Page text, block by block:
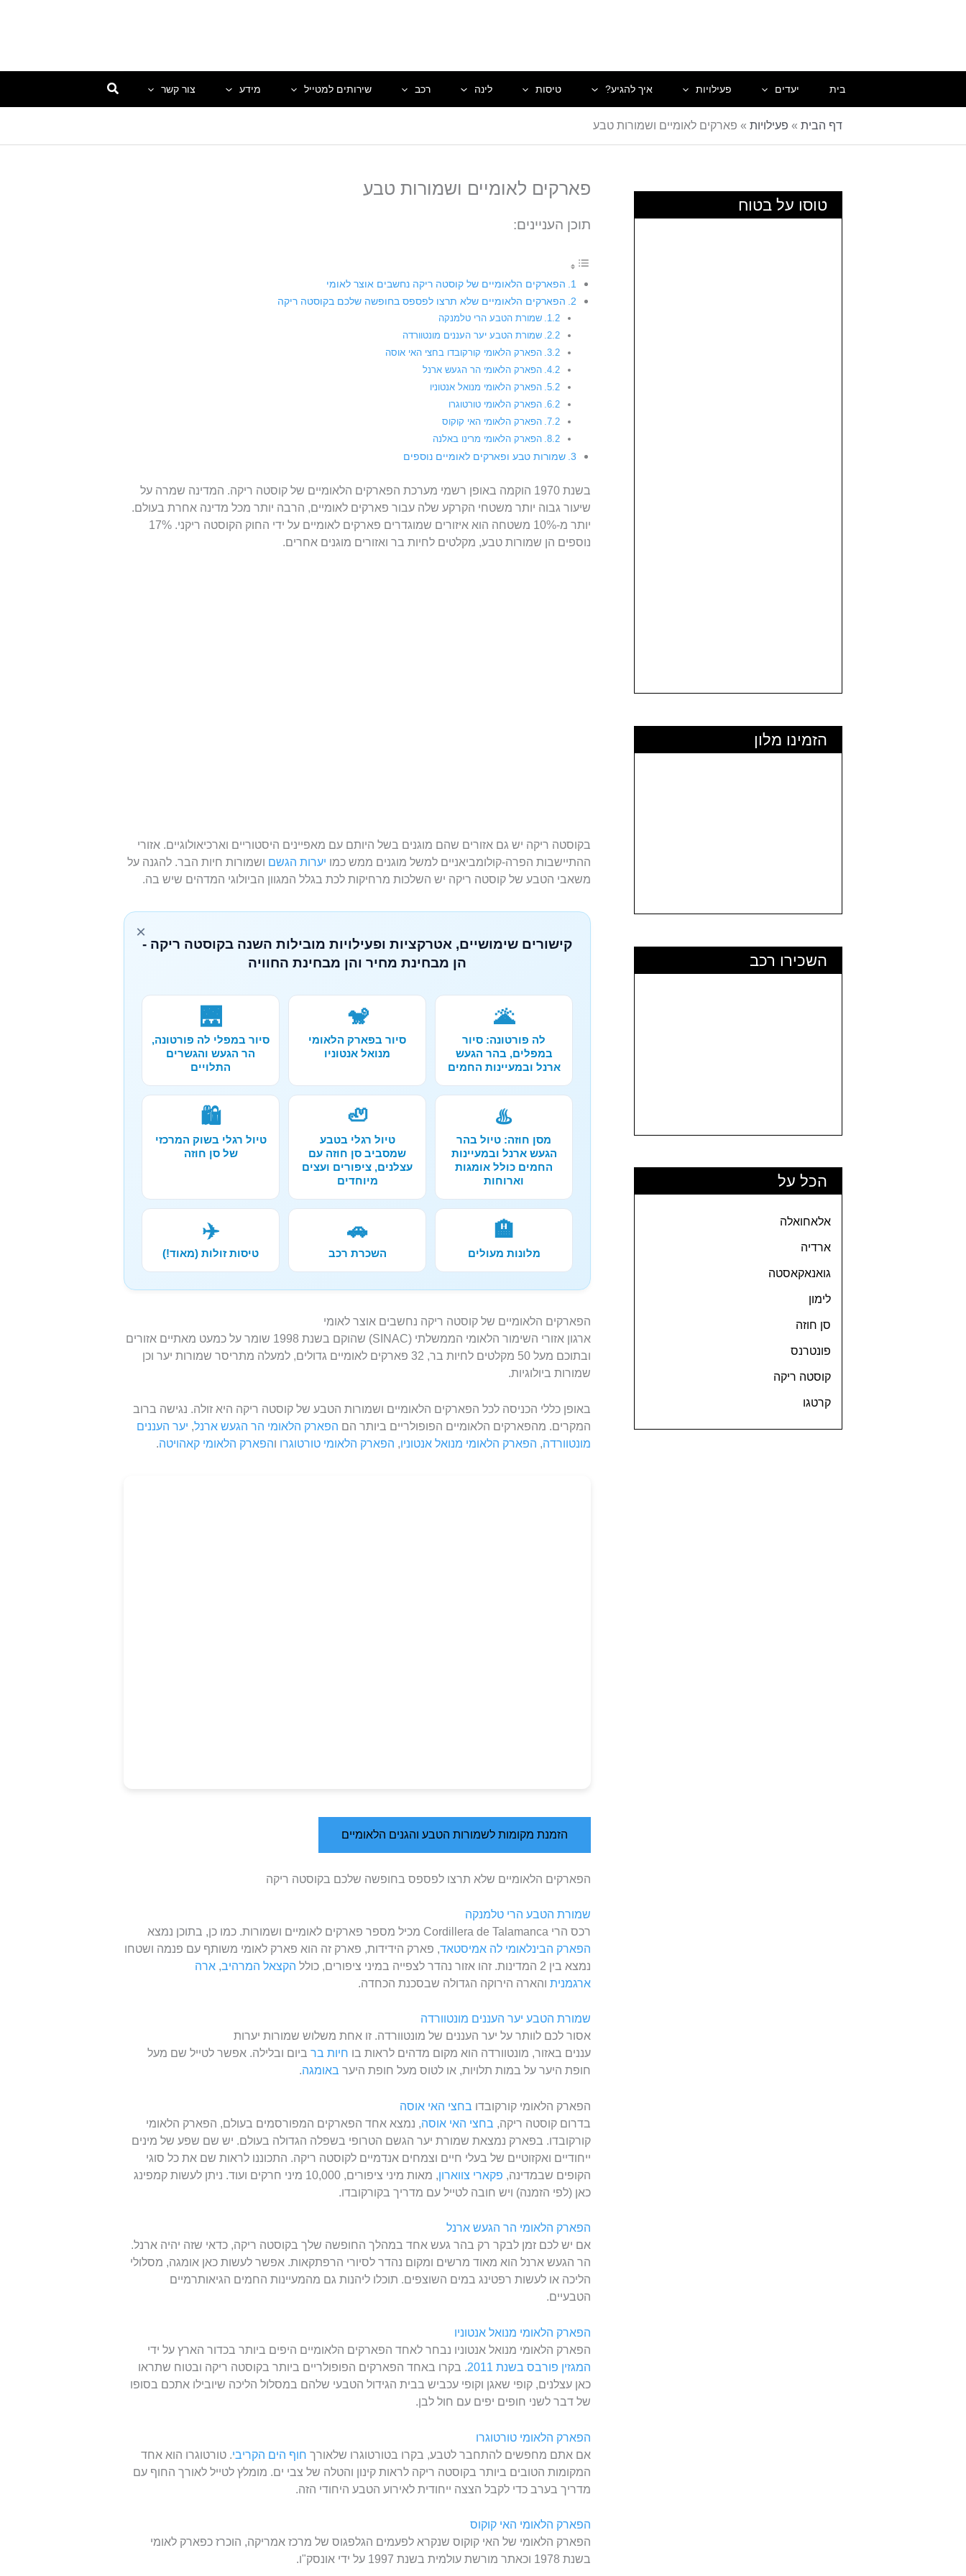
בית יעדים פעילויות איך להגיע? טיסות לינה רכב שירותים למטייל מידע צור קשר
דף הבית » פעילויות » פארקים לאומיים ושמורות טבע
טוסו על בטוח
הזמינו מלון
השכירו רכב
הכל על
אלאחואלה
ארדיה
גואנאקאסטה
לימון
סן חוזה
פונטרנס
קוסטה ריקה
קרטגו
פארקים לאומיים ושמורות טבע
תוכן העניינים:
הפארקים הלאומיים של קוסטה ריקה נחשבים אוצר לאומי
הפארקים הלאומיים שלא תרצו לפספס בחופשה שלכם בקוסטה ריקה
שמורת הטבע הרי טלמנקה
שמורת הטבע יער העננים מונטוורדה
הפארק הלאומי קורקובדו בחצי האי אוסה
הפארק הלאומי הר הגעש ארנל
הפארק הלאומי מנואל אנטוניו
הפארק הלאומי טורטוגרו
הפארק הלאומי האי קוקוס
הפארק הלאומי מרינו באלנה
שמורות טבע ופארקים לאומיים נוספים
בשנת 1970 הוקמה באופן רשמי מערכת הפארקים הלאומיים של קוסטה ריקה. המדינה שמרה על
שיעור גבוה יותר משטחי הקרקע שלה עבור פארקים לאומיים, הרבה יותר מכל מדינה אחרת בעולם.
יותר מ-10% משטחה הוא איזורים שמוגדרים פארקים לאומיים על ידי החוק הקוסטה ריקני. 17%
נוספים הן שמורות טבע, מקלטים לחיות בר ואזורים מוגנים אחרים.
בקוסטה ריקה יש גם אזורים שהם מוגנים בשל היותם עם מאפיינים היסטוריים וארכיאולוגיים. אזורי
ההתיישבות הפרה-קולומביאניים למשל מוגנים ממש כמו יערות הגשם ושמורות חיות הבר. להגנה על
משאבי הטבע של קוסטה ריקה יש השלכות מרחיקות לכת בגלל המגוון הביולוגי המדהים שיש בה.
×
קישורים שימושיים, אטרקציות ופעילויות מובילות השנה בקוסטה ריקה -
הן מבחינת מחיר והן מבחינת החוויה
🌋
לה פורטונה: סיור
במפלים, בהר הגעש
ארנל ובמעיינות החמים
🐒
סיור בפארק הלאומי
מנואל אנטוניו
🌉
סיור במפלי לה פורטונה,
הר הגעש והגשרים
התלויים
♨️
מסן חוזה: טיול בהר
הגעש ארנל ובמעיינות
החמים כולל אומגות
וארוחות
🦥
טיול רגלי בטבע
שמסביב סן חוזה עם
עצלנים, ציפורים ועצים
מיוחדים
🛍️
טיול רגלי בשוק המרכזי
של סן חוזה
🏨
מלונות מעולים
🚗
השכרת רכב
✈️
טיסות זולות (מאוד!)
הפארקים הלאומיים של קוסטה ריקה נחשבים אוצר לאומי
ארגון אזורי השימור הלאומי הממשלתי (SINAC) שהוקם בשנת 1998 שומר על כמעט מאתיים אזורים
ובתוכם מעל 50 מקלטים לחיות בר, 32 פארקים לאומיים גדולים, למעלה מתריסר שמורות יער וכן
שמורות ביולוגיות.
באופן כללי הכניסה לכל הפארקים הלאומיים ושמורות הטבע של קוסטה ריקה היא זולה. נגישה ברוב
המקרים. מהפארקים הלאומיים הפופולריים ביותר הם הפארק הלאומי הר הגעש ארנל, יער העננים
מונטוורדה, הפארק הלאומי מנואל אנטוניו, הפארק הלאומי טורטוגרו והפארק הלאומי קאהויטה.
הזמנת מקומות לשמורות הטבע והגנים הלאומיים
הפארקים הלאומיים שלא תרצו לפספס בחופשה שלכם בקוסטה ריקה
שמורת הטבע הרי טלמנקה
רכס הרי Cordillera de Talamanca מכיל מספר פארקים לאומיים ושמורות. כמו כן, בתוכן נמצא
הפארק הבינלאומי לה אמיסטאד, פארק הידידות, פארק זה הוא פארק לאומי משותף עם פנמה ושטחו
נמצא בין 2 המדינות. זהו אזור נהדר לצפייה במיני ציפורים, כולל
הקצאל המרהיב, ארה
ארגמנית והארה הירוקה הגדולה שבסכנת הכחדה.
שמורת הטבע יער העננים מונטוורדה
אסור לכם לוותר על יער העננים של מונטוורדה. זו אחת משלוש שמורות יערות
עננים באזור, מונטוורדה הוא מקום מדהים לראות בו חיות בר ביום ובלילה. אפשר לטייל שם מעל
חופת היער על במות תלויות, או לטוס מעל חופת היער באומגה.
הפארק הלאומי קורקובדו בחצי האי אוסה
בדרום קוסטה ריקה, בחצי האי אוסה, נמצא אחד הפארקים המפורסמים בעולם, הפארק הלאומי
קורקובדו. בפארק נמצאת שמורת יער הגשם הטרופי בשפלה הגדולה בעולם. יש שם שפע של מינים
ייחודיים ואקזוטיים של בעלי חיים וצמחים אנדמיים לקוסטה ריקה. התכוננו לראות שם את כל סוגי
הקופים שבמדינה, פקארי צווארון
, מאות מיני ציפורים, 10,000 מיני חרקים ועוד. ניתן לעשות קמפינג
כאן (לפי הזמנה) ויש חובה לטייל עם מדריך בקורקובדו.
הפארק הלאומי הר הגעש ארנל
אם יש לכם זמן לבקר רק בהר געש אחד במהלך החופשה שלך בקוסטה ריקה, כדאי שזה יהיה ארנל.
הר הגעש ארנל הוא מאוד מרשים ומקום נהדר לסיורי הרפתקאות. אפשר לעשות כאן אומגה, מסלולי
הליכה או לעשות רפטינג במים השוצפים. תוכלו ליהנות גם מהמעיינות החמים הגיאותרמיים
הטבעיים.
הפארק הלאומי מנואל אנטוניו
הפארק הלאומי מנואל אנטוניו נבחר לאחד הפארקים הלאומיים היפים ביותר בכדור הארץ על ידי
המגזין פורבס בשנת 2011
. בקרו באחד הפארקים הפופולריים ביותר בקוסטה ריקה ובטוח שתראו
כאן עצלנים, קופי שאגן וקופי עכביש בבית הגידול הטבעי שלהם במסלול הליכה שיובילו אתכם בסופו
של דבר לשני חופים יפים עם חול לבן.
הפארק הלאומי טורטוגרו
אם אתם מחפשים להתחבר לטבע, בקרו בטורטוגרו שלאורך חוף הים הקריבי. טורטוגרו הוא אחד
המקומות הטובים ביותר בקוסטה ריקה לראות קינון והטלה של צבי ים. מומלץ לטייל לאורך החוף עם
מדריך בערב כדי לקבל הצצה ייחודית לאירוע הטבע היחודי הזה.
הפארק הלאומי האי קוקוס
הפארק הלאומי של האי קוקוס שנקרא לפעמים הגלפגוס של מרכז אמריקה, הוכרז כפארק לאומי
בשנת 1978 וכאתר מורשת עולמית בשנת 1997 על ידי אונסק"ו.